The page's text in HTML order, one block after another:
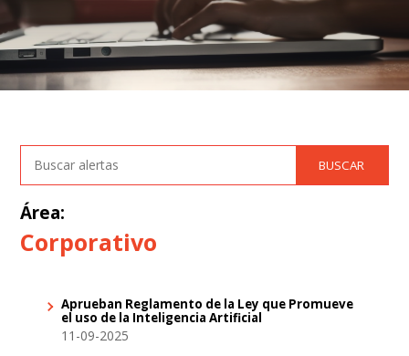
Área:
Corporativo
Aprueban Reglamento de la Ley que Promueve
el uso de la Inteligencia Artificial
11-09-2025